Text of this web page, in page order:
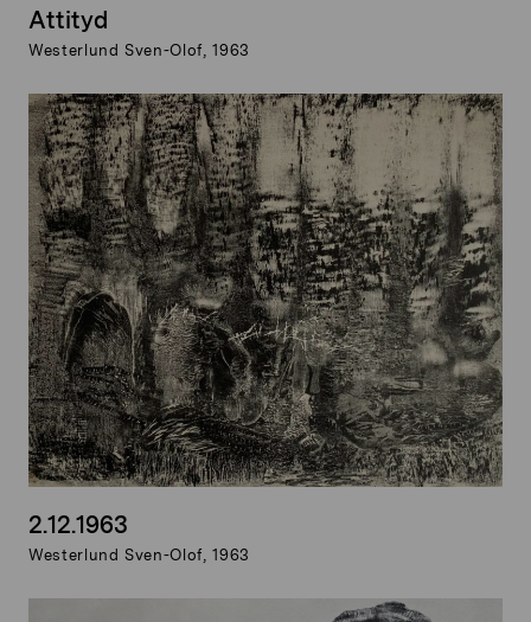
Attityd
Westerlund Sven-Olof, 1963
2.12.1963
Westerlund Sven-Olof, 1963